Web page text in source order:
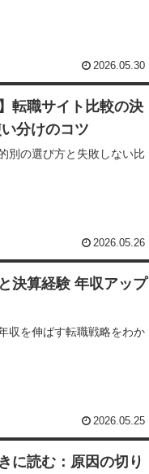
2026.05.30
転職サイト比較の決
分けのコツ
別の選び方と失敗しない比
2026.05.26
決算経験 年収アップ
収を伸ばす転職戦略をわか
2026.05.25
に読む：原因の切り